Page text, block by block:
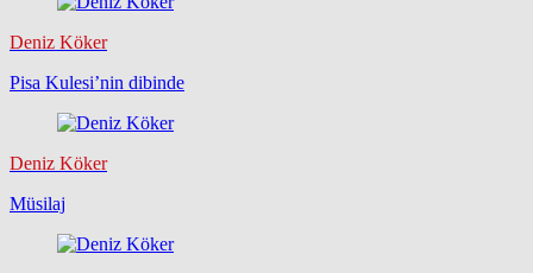
Deniz Köker
Pisa Kulesi’nin dibinde
Deniz Köker
Müsilaj